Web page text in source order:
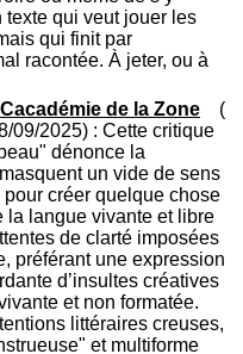
texte qui veut jouer les
qui finit par
racontée. À jeter, ou à
de la Zone (
09/2025) : Cette critique
dénonce la
un vide de sens
créer quelque chose
la langue vivante et libre
de clarté imposées
préférant une expression
d’insultes créatives
et non formatée.
littéraires creuses,
et multiforme